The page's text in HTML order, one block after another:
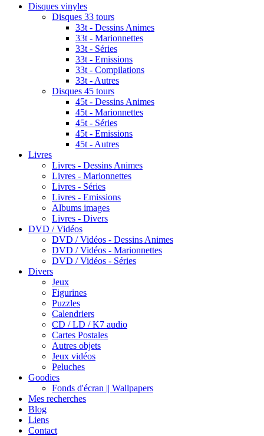
Disques vinyles
Disques 33 tours
33t - Dessins Animes
33t - Marionnettes
33t - Séries
33t - Emissions
33t - Compilations
33t - Autres
Disques 45 tours
45t - Dessins Animes
45t - Marionnettes
45t - Séries
45t - Emissions
45t - Autres
Livres
Livres - Dessins Animes
Livres - Marionnettes
Livres - Séries
Livres - Emissions
Albums images
Livres - Divers
DVD / Vidéos
DVD / Vidéos - Dessins Animes
DVD / Vidéos - Marionnettes
DVD / Vidéos - Séries
Divers
Jeux
Figurines
Puzzles
Calendriers
CD / LD / K7 audio
Cartes Postales
Autres objets
Jeux vidéos
Peluches
Goodies
Fonds d'écran || Wallpapers
Mes recherches
Blog
Liens
Contact